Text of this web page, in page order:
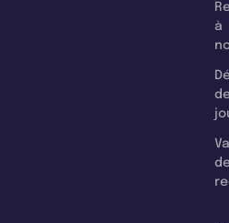
à